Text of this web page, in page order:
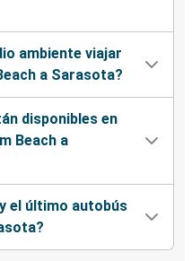
ambiente viajar
a Sarasota?
disponibles en
Beach a
el último autobús